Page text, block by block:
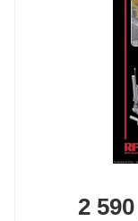
2 590